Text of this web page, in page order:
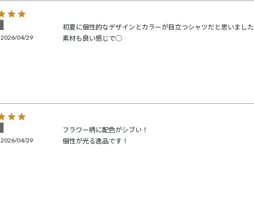
2026/04/29
初夏に個性的なデザインとカラーが目立つシャツだと思いました
素材も良い感じで◯
2026/04/29
フラワー柄に配色がシブい！
個性が光る逸品です！